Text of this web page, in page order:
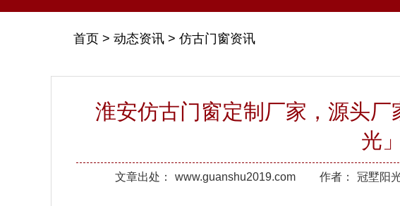
首页 > 动态资讯 > 仿古门窗资讯
淮安仿古门窗定制厂家，源头
光」
文章出处： www.guanshu2019.com 作者： 冠墅阳